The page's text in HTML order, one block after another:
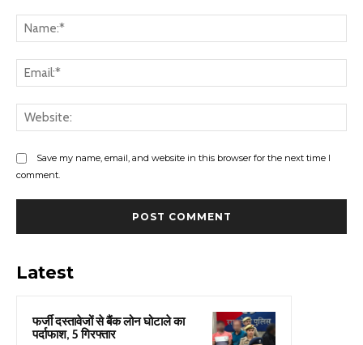
Save my name, email, and website in this browser for the next time I
comment.
Latest
फर्जी दस्तावेजों से बैंक लोन घोटाले का
पर्दाफाश, 5 गिरफ्तार